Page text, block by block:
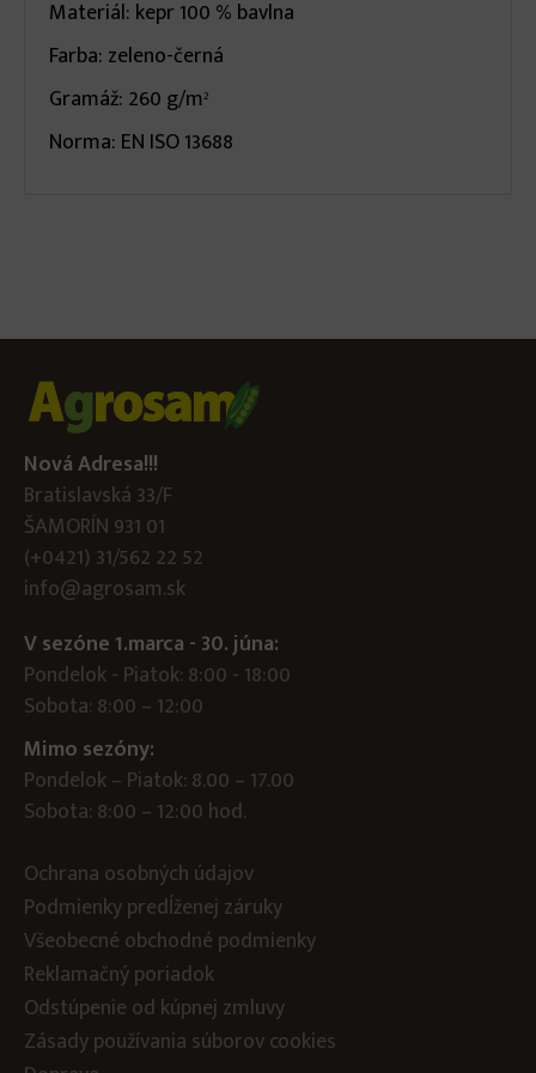
Materiál: kepr 100 % bavlna
Farba: zeleno-černá
Gramáž: 260 g/m2
Norma: EN ISO 13688
Nová Adresa!!!
Bratislavská 33/F
ŠAMORÍN 931 01
(+0421) 31/562 22 52
info@agrosam.sk
V sezóne 1.marca - 30. júna:
Pondelok - Piatok: 8:00 - 18:00
Sobota: 8:00 – 12:00
Mimo sezóny:
Pondelok – Piatok: 8.00 – 17.00
Sobota: 8:00 – 12:00 hod.
Ochrana osobných údajov
Podmienky predĺženej záruky
Všeobecné obchodné podmienky
Reklamačný poriadok
Odstúpenie od kúpnej zmluvy
Zásady používania súborov cookies